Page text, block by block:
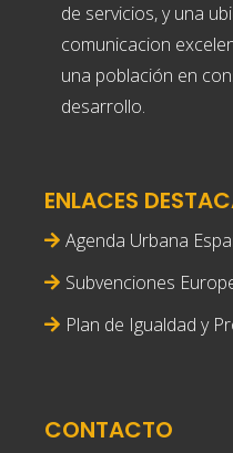
de servicios, y una
comunicacion
una población en
desarrollo.
ENLACES
Agenda Urbana
Subvenciones
Plan de Igualdad y
CONTACTO